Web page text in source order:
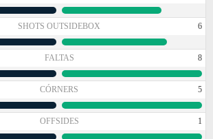
SHOTS OUTSIDEBOX 6
FALTAS 8
CÓRNERS 5
OFFSIDES 1